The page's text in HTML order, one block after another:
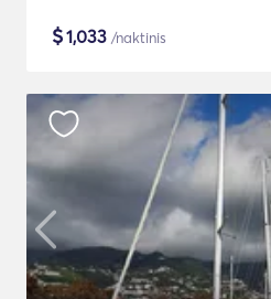
$1,033 /naktinis